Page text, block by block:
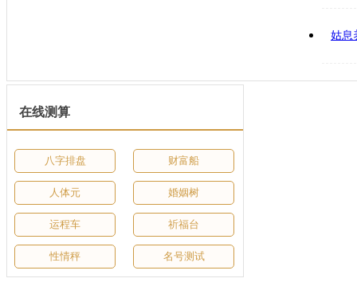
姑息
在线测算
八字排盘 财富船
人体元 婚姻树
运程车 祈福台
性情秤 名号测试